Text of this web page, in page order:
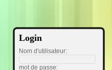
Login
Nom d'utilisateur:
mot de passe: